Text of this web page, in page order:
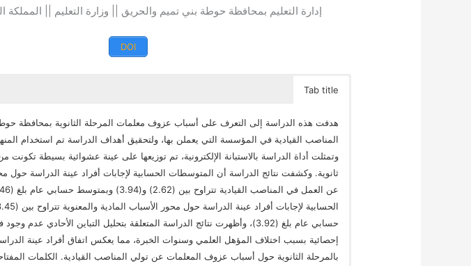
إدارة التعليم بمحافظة حوطة بني تميم والحريق || وزارة التعليم || المملكة
DOI
Tab title
هدفت هذه الدراسة إلى التعرف على أسباب عزوف معلمات المرحلة الثانوية بمحافظة
المناصب القيادية في المؤسسة التي يعملن بها، ولتحقيق أهداف الدراسة تم استخدام
ثانوية. وكشفت نتائج الدراسة أن المتوسطات الحسابية لإجابات أفراد عينة الدراسة حول
حسابي عام بلغ (3.92)، وأظهرت نتائج الدراسة المتعلقة بتحليل التباين الأحادي عدم
إحصائية بسبب اختلاف المؤهل العلمي وسنوات الخبرة، مما يعكس اتفاق أفراد عينة
بالمرحلة الثانوية حول أسباب عزوف المعلمات عن تولي المناصب القيادية. الكلمات